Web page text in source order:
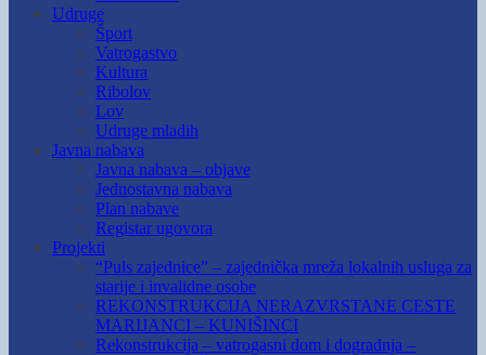
Udruge
Šport
Vatrogastvo
Kultura
Ribolov
Lov
Udruge mladih
Javna nabava
Javna nabava – objave
Jednostavna nabava
Plan nabave
Registar ugovora
Projekti
“Puls zajednice” – zajednička mreža lokalnih usluga za
starije i invalidne osobe
REKONSTRUKCIJA NERAZVRSTANE CESTE
MARIJANCI – KUNIŠINCI
Rekonstrukcija – vatrogasni dom i dogradnja –